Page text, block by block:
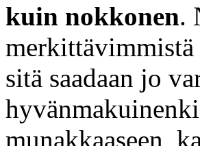
kuin nokkonen.
merkittävimmistä
sitä saadaan jo
munakkaaseen,